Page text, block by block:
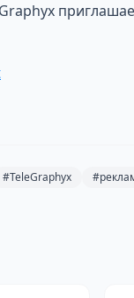
#TeleGraphyx